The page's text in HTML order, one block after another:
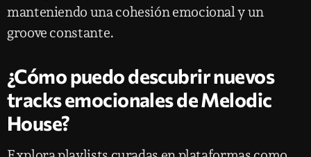
manteniendo una cohesión emocional y un
groove constante.
¿Cómo puedo descubrir nuevos
tracks emocionales de Melodic
House?